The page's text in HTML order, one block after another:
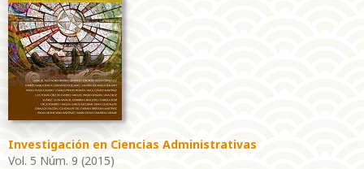
Investigación en Ciencias Administrativas
Vol. 5 Núm. 9 (2015)